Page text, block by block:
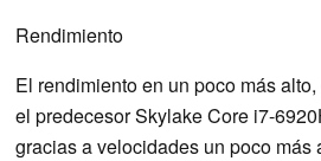
Rendimiento
El rendimiento en un poco más
el predecesor Skylake Core i7-
gracias a velocidades un poco más